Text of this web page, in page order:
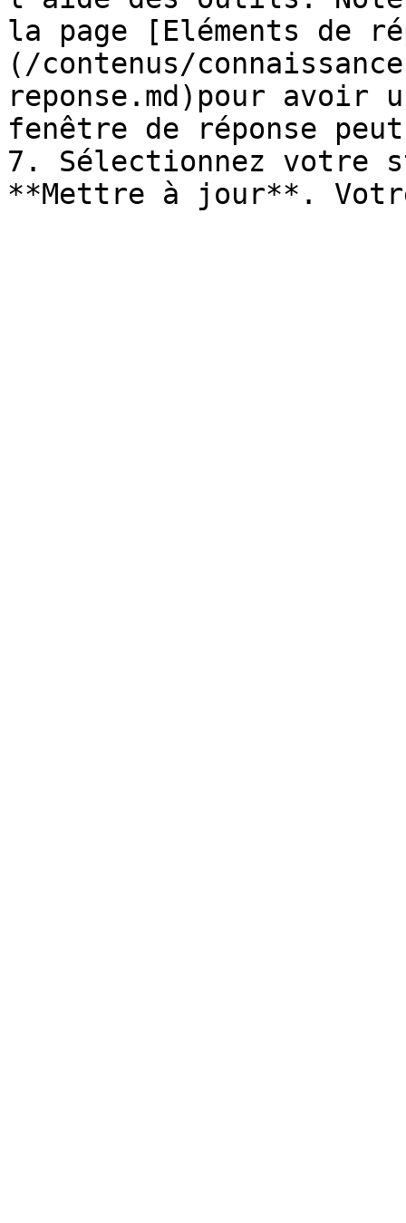
la page [Eléments de
(/contenus/
reponse.md)pour avoir
fenêtre de réponse
7. Sélectionnez votre